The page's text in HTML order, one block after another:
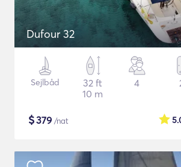
Dufour 32
Sejlbåd
32 ft
10 m
4
$379 /nat